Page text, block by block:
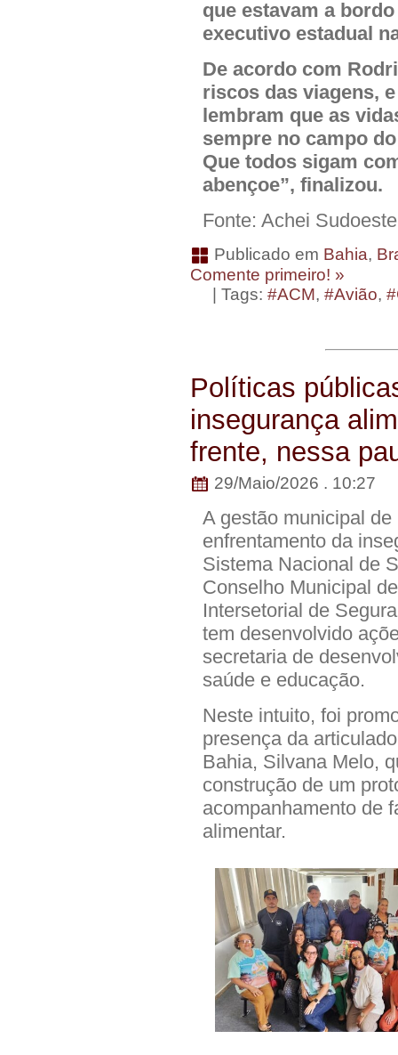
que estavam a
executivo estadual
De acordo com
riscos das viagens,
lembram que as
sempre no campo
Que todos sigam
abençoe”, finalizou.
Fonte: Achei Sudoeste
Publicado em Bahia,
Comente primeiro! »
| Tags: #ACM, #Avião,
Políticas
insegurança
frente, nessa
29/Maio/2026 . 10:27
A gestão municipal
enfrentamento da
Sistema Nacional de
Conselho Municipal
Intersetorial de
tem desenvolvido
secretaria de
saúde e educação.
Neste intuito, foi
presença da
Bahia, Silvana Melo,
construção de um
acompanhamento de
alimentar.